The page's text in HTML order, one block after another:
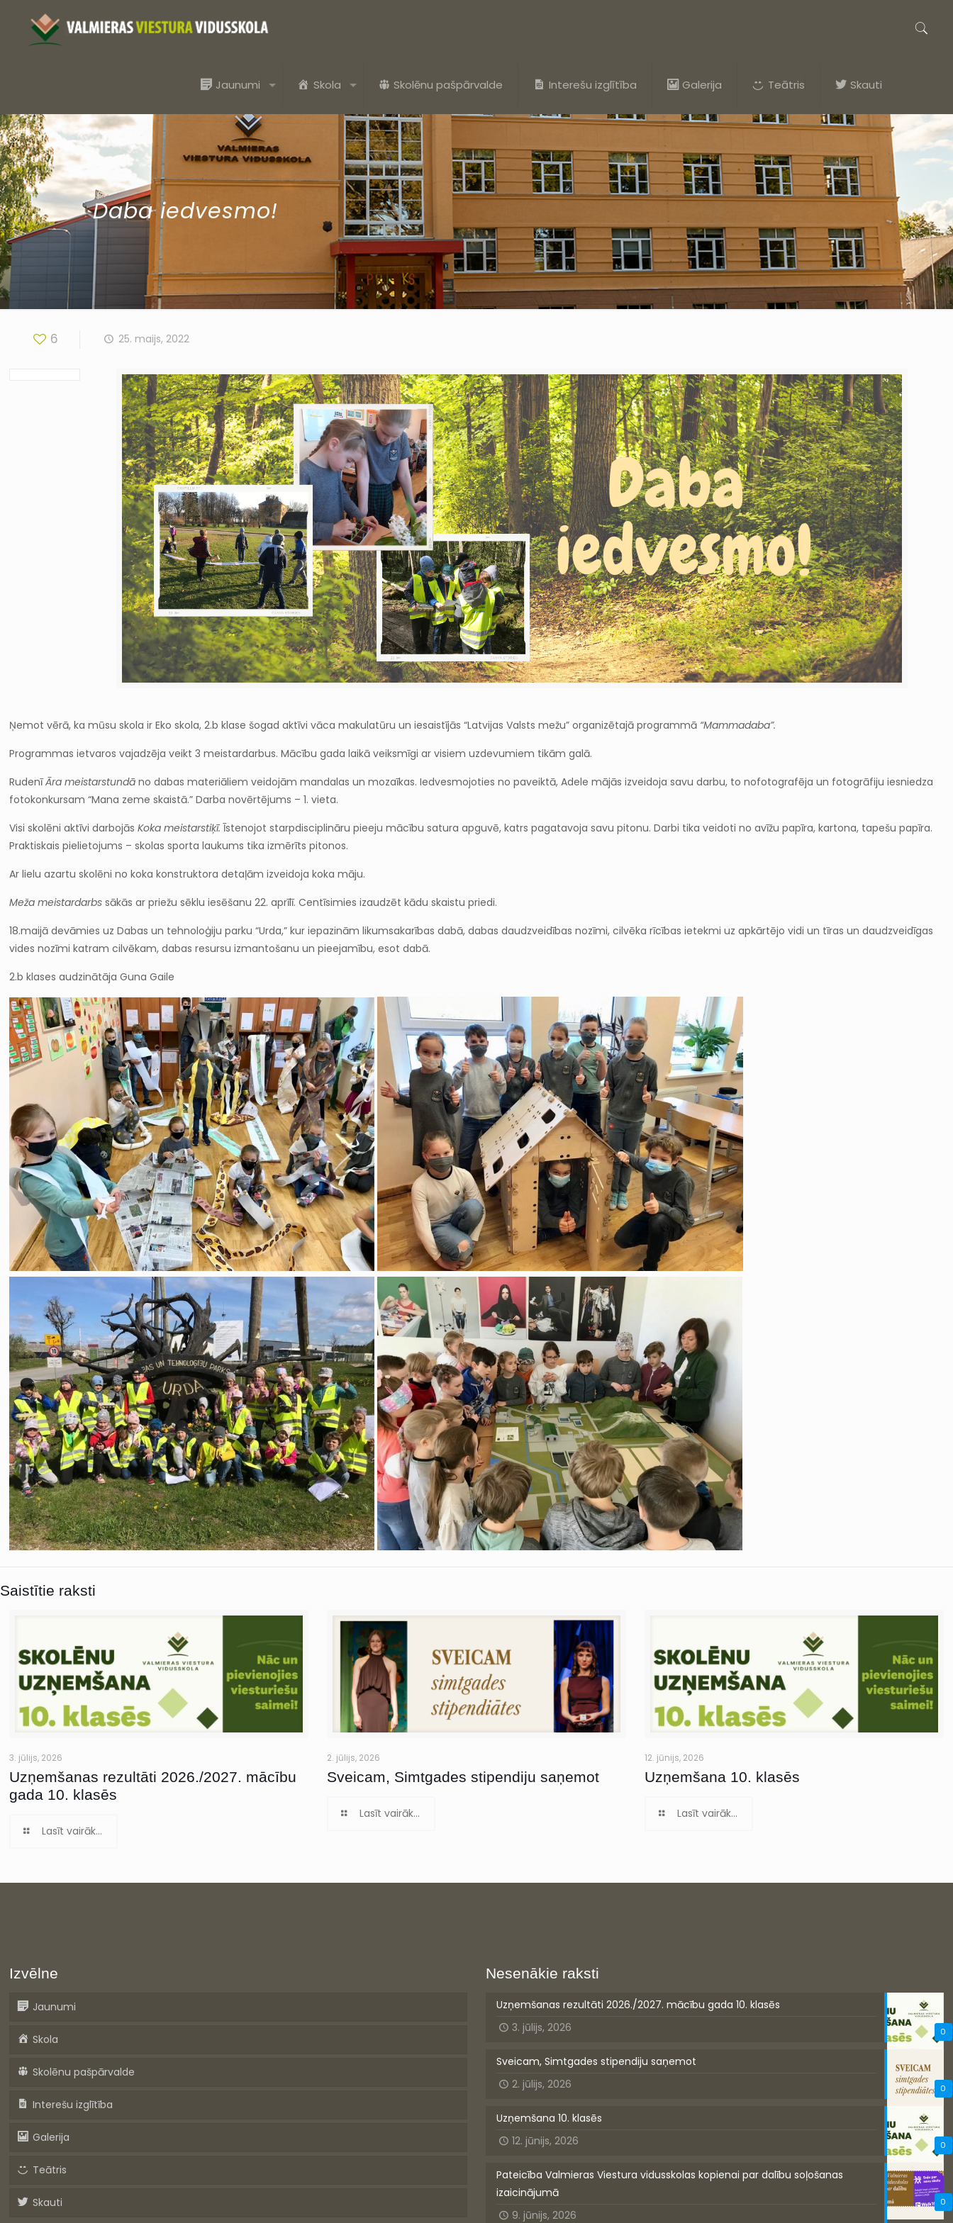
Jaunumi Skola Skolēnu pašpārvalde Interešu izglītība Galerija Teātris Skauti
Daba iedvesmo!
6 25. maijs, 2022
Ņemot vērā, ka mūsu skola ir Eko skola, 2.b klase šogad aktīvi vāca makulatūru un iesaistījās “Latvijas Valsts mežu” organizētajā programmā “Mammadaba”.
Programmas ietvaros vajadzēja veikt 3 meistardarbus. Mācību gada laikā veiksmīgi ar visiem uzdevumiem tikām galā.
RudenīĀra meistarstundā no dabas materiāliem veidojām mandalas un mozaīkas. Iedvesmojoties no paveiktā, Adele mājās izveidoja savu darbu, to nofotografēja un fotogrāfiju iesniedza
fotokonkursam “Mana zeme skaistā.” Darba novērtējums – 1. vieta.
Visi skolēni aktīvi darbojāsKoka meistarstiķī.Īstenojot starpdisciplināru pieeju mācību satura apguvē, katrs pagatavoja savu pitonu. Darbi tika veidoti no avīžu papīra, kartona, tapešu papīra.
Praktiskais pielietojums – skolas sporta laukums tika izmērīts pitonos.
Ar lielu azartu skolēni no koka konstruktora detaļām izveidoja koka māju.
Meža meistardarbssākās ar priežu sēklu iesēšanu 22. aprīlī. Centīsimies izaudzēt kādu skaistu priedi.
18.maijā devāmies uz Dabas un tehnoloģiju parku “Urda,” kur iepazinām likumsakarības dabā, dabas daudzveidības nozīmi, cilvēka rīcības ietekmi uz apkārtējo vidi un tīras un daudzveidīgas
vides nozīmi katram cilvēkam, dabas resursu izmantošanu un pieejamību, esot dabā.
2.b klases audzinātāja Guna Gaile
Saistītie raksti
3. jūlijs, 2026
Uzņemšanas rezultāti 2026./2027. mācību
gada 10. klasēs
Lasīt vairāk...
2. jūlijs, 2026
Sveicam, Simtgades stipendiju saņemot
Lasīt vairāk...
12. jūnijs, 2026
Uzņemšana 10. klasēs
Lasīt vairāk...
Izvēlne
Jaunumi
Skola
Skolēnu pašpārvalde
Interešu izglītība
Galerija
Teātris
Skauti
Nesenākie raksti
0
Uzņemšanas rezultāti 2026./2027. mācību gada 10. klasēs
3. jūlijs, 2026
0
Sveicam, Simtgades stipendiju saņemot
2. jūlijs, 2026
0
Uzņemšana 10. klasēs
12. jūnijs, 2026
0
Pateicība Valmieras Viestura vidusskolas kopienai par dalību soļošanas
izaicinājumā
9. jūnijs, 2026